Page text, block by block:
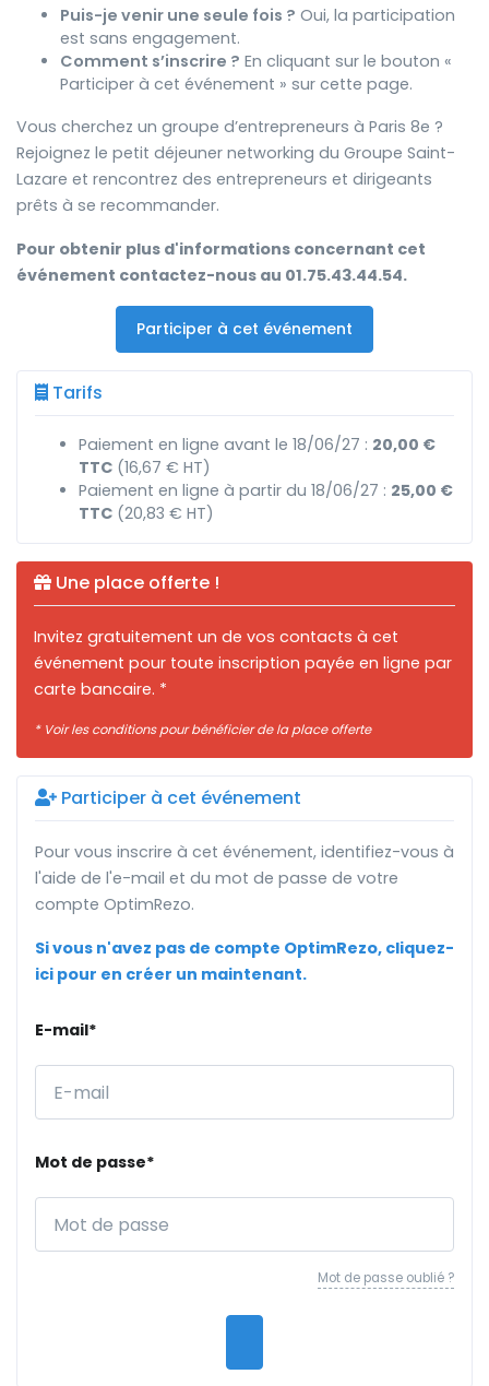
Puis-je venir une seule fois ? Oui, la participation
est sans engagement.
Comment s’inscrire ? En cliquant sur le bouton «
Participer à cet événement » sur cette page.
Vous cherchez un groupe d’entrepreneurs à Paris 8e ?
Rejoignez le petit déjeuner networking du Groupe Saint-
Lazare et rencontrez des entrepreneurs et dirigeants
prêts à se recommander.
Pour obtenir plus d'informations concernant cet
événement contactez-nous au 01.75.43.44.54.
Participer à cet événement
Tarifs
Paiement en ligne avant le 18/06/27 : 20,00 €
TTC (16,67 € HT)
Paiement en ligne à partir du 18/06/27 : 25,00 €
TTC (20,83 € HT)
Une place offerte !
Invitez gratuitement un de vos contacts à cet
événement pour toute inscription payée en ligne par
carte bancaire. *
* Voir les conditions pour bénéficier de la place offerte
Participer à cet événement
Pour vous inscrire à cet événement, identifiez-vous à
l'aide de l'e-mail et du mot de passe de votre
compte OptimRezo.
Si vous n'avez pas de compte OptimRezo, cliquez-
ici pour en créer un maintenant.
E-mail*
Mot de passe*
Mot de passe oublié ?